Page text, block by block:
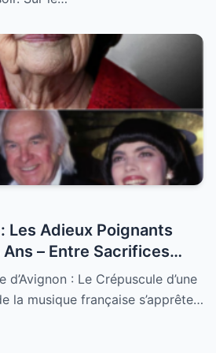
Les Adieux Poignants
Ans – Entre Sacrifices
Royal
d’Avignon : Le Crépuscule d’une
la musique française s’apprête…